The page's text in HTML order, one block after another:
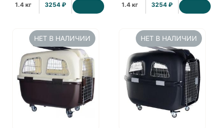
1.4 кг 3254 ₽ 1.4 кг 3254 ₽
НЕТ В НАЛИЧИИ НЕТ В НАЛИЧИИ